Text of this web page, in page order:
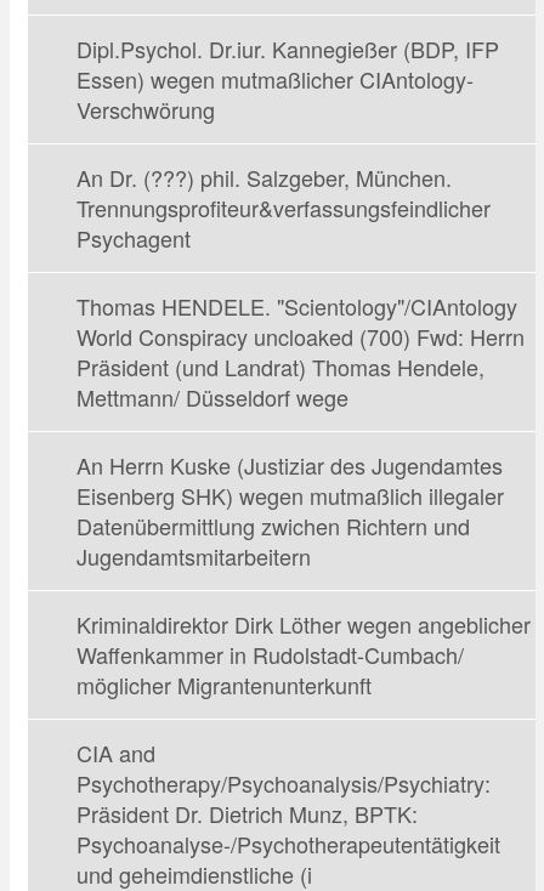
Dipl.Psychol. Dr.iur. Kannegießer (BDP, IFP
Essen) wegen mutmaßlicher CIAntology-
Verschwörung
An Dr. (???) phil. Salzgeber, München.
Trennungsprofiteur&verfassungsfeindlicher
Psychagent
Thomas HENDELE. "Scientology"/CIAntology
World Conspiracy uncloaked (700) Fwd: Herrn
Präsident (und Landrat) Thomas Hendele,
Mettmann/ Düsseldorf wege
An Herrn Kuske (Justiziar des Jugendamtes
Eisenberg SHK) wegen mutmaßlich illegaler
Datenübermittlung zwichen Richtern und
Jugendamtsmitarbeitern
Kriminaldirektor Dirk Löther wegen angeblicher
Waffenkammer in Rudolstadt-Cumbach/
möglicher Migrantenunterkunft
CIA and
Psychotherapy/Psychoanalysis/Psychiatry:
Präsident Dr. Dietrich Munz, BPTK:
Psychoanalyse-/Psychotherapeutentätigkeit
und geheimdienstliche (i